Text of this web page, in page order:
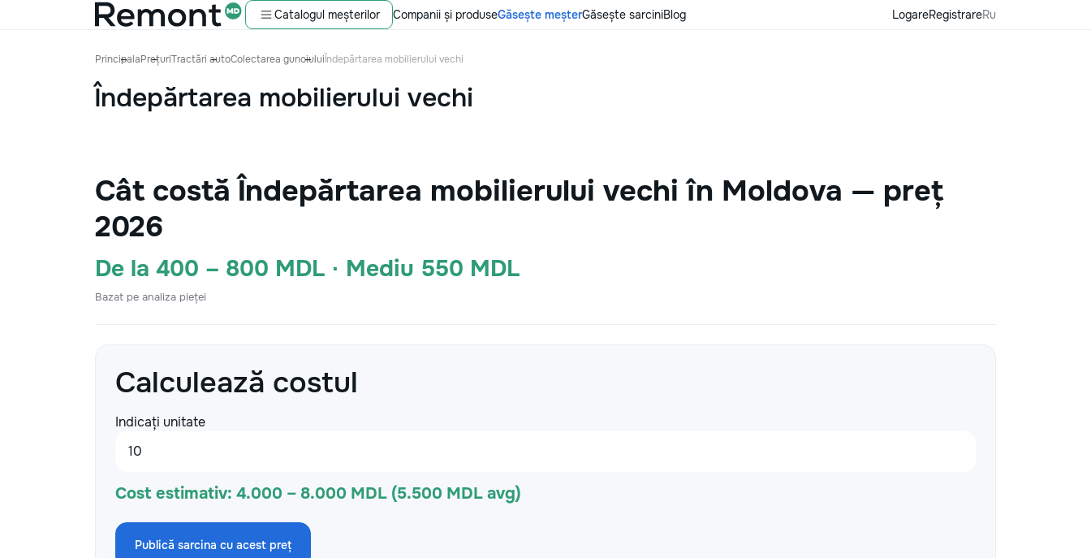
Catalogul meșterilor Companii și produseGăsește meșterGăsește sarciniBlog LogareRegistrareRu
PrincipalaPrețuriTractări autoColectarea gunoiuluiÎndepărtarea mobilierului vechi
Îndepărtarea mobilierului vechi
Cât costă Îndepărtarea mobilierului vechi în Moldova — preț
2026
De la 400 – 800 MDL · Mediu 550 MDL
Bazat pe analiza pieței
Calculează costul
Indicați unitate
Cost estimativ: 4.000 – 8.000 MDL (5.500 MDL avg)
Publică sarcina cu acest preț